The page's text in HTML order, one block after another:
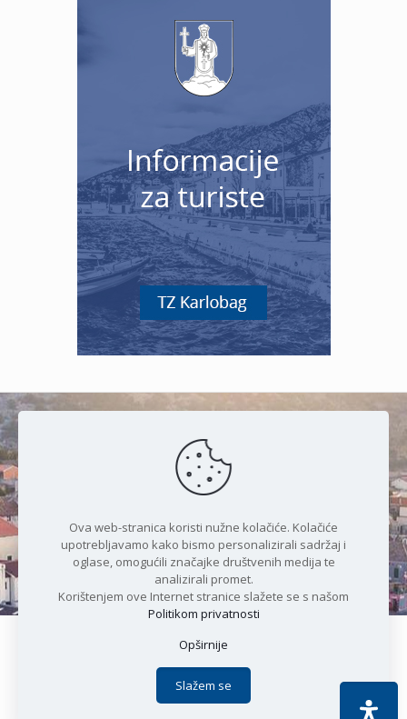
Čudesan spoj kristalnog mora i
prirode
Copyright © 2021 Općina Karlobag | Sva prava pridržana |
Politika privatnosti
Apoc IT
Ova web-stranica koristi nužne kolačiće. Kolačiće
upotrebljavamo kako bismo personalizirali sadržaj i
oglase, omogućili značajke društvenih medija te
analizirali promet.
Korištenjem ove Internet stranice slažete se s našom
Politikom privatnosti
Opširnije
Slažem se